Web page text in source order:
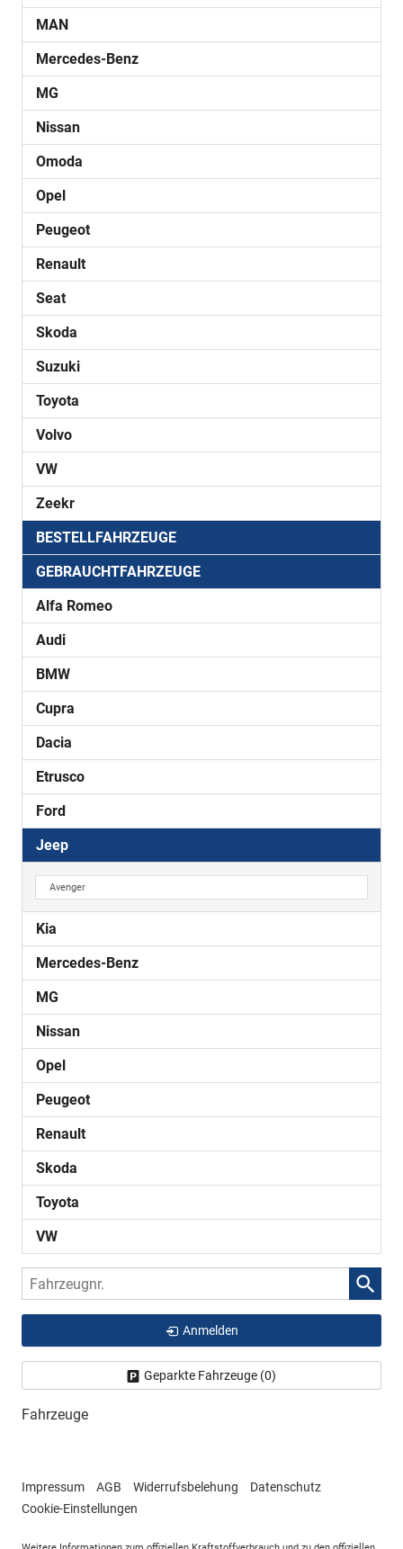
MAN
Mercedes-Benz
MG
Nissan
Omoda
Opel
Peugeot
Renault
Seat
Skoda
Suzuki
Toyota
Volvo
VW
Zeekr
BESTELLFAHRZEUGE
GEBRAUCHTFAHRZEUGE
Alfa Romeo
Audi
BMW
Cupra
Dacia
Etrusco
Ford
Jeep
Avenger
Kia
Mercedes-Benz
MG
Nissan
Opel
Peugeot
Renault
Skoda
Toyota
VW
Fahrzeugnr.
Anmelden
Geparkte Fahrzeuge (0)
Fahrzeuge
Impressum AGB Widerrufsbelehung
Datenschutz
Cookie-Einstellungen